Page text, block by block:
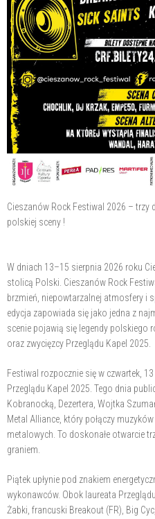
Cieszanów Rock Festiwal 2026 – trzy
polskiej sceny !
W dniach 13–15 sierpnia 2026 roku
stolicą Polski. Cieszanów Rock
brzmień, niepowtarzalnej atmosfery i
edycja zapowiada się jako jedna z
scenie pojawią się legendy polskiego
oraz zwycięzcy Przeglądu Kapel 2025.
Festiwal rozpocznie się w czwartek,
Przeglądu Kapel 2025. Tego dnia
Kobranocką, Dezertera, Wojtka
Metal Alliance, który połączy
metalowych. To doskonałe otwarcie
graniem.
Piątek upłynie pod znakiem
wykonawców. Obok laureata
Żabki, francuski Breakout (FR), Big